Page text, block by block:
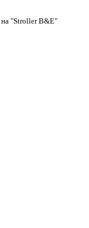
на "Stroller B&E"